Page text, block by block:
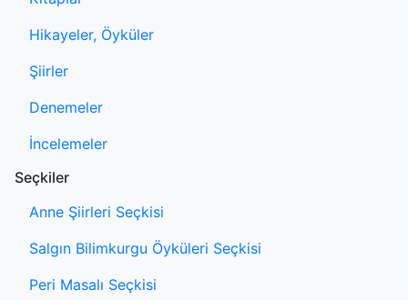
Hikayeler, Öyküler
Şiirler
Denemeler
İncelemeler
Seçkiler
Anne Şiirleri Seçkisi
Salgın Bilimkurgu Öyküleri Seçkisi
Peri Masalı Seçkisi